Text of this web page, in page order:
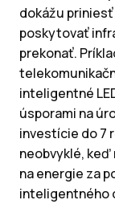
dokážu
poskytovať
prekonať.
inteligentné
úsporami na
investície do 7
neobvyklé,
na energie za
inteligentného